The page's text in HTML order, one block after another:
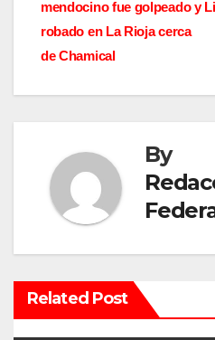
a
v
e
a
c
i
ó
n
mendocino fue golpeado y
robado en La Rioja cerca
de Chamical
By
Related Post